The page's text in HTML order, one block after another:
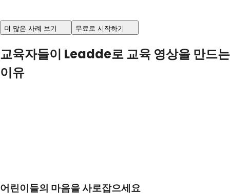
더 많은 사례 보기 무료로 시작하기
교육자들이 Leadde로 교육 영상을 만드는
이유
어린이들의 마음을 사로잡으세요